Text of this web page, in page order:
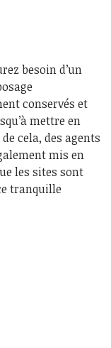
besoin d’un
conservés et
mettre en
cela, des agents
mis en
les sites sont
tranquille